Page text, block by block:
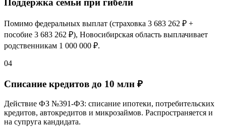
Поддержка семьи при гибели
Помимо федеральных выплат (страховка 3 683 262 ₽ +
пособие 3 683 262 ₽), Новосибирская область выплачивает
родственникам 1 000 000 ₽.
04
Списание кредитов до 10 млн ₽
Действие ФЗ №391-ФЗ: списание ипотеки, потребительских
кредитов, автокредитов и микрозаймов. Распространяется и
на супруга кандидата.